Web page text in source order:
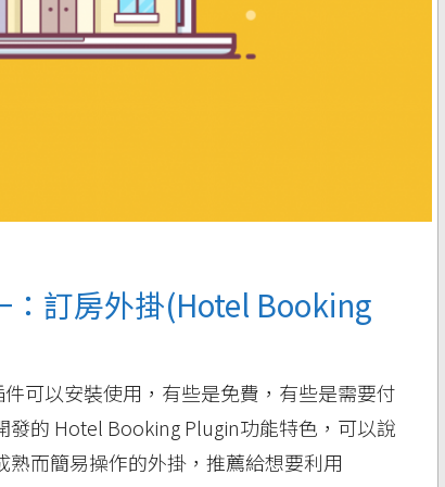
：訂房外掛(Hotel Booking
可以安裝使用，有些是免費，有些是需要付
發的 Hotel Booking Plugin功能特色，可以說
而簡易操作的外掛，推薦給想要利用